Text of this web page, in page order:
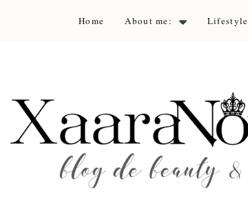
Home About me: Lifestyle